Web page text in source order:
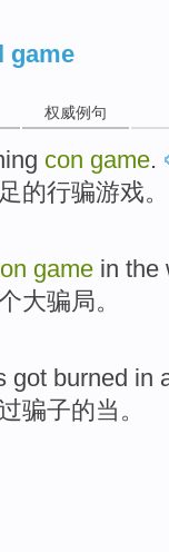
game
权威例句
con game.
的行骗游戏。
game in the
大骗局。
got burned in
骗子的当。